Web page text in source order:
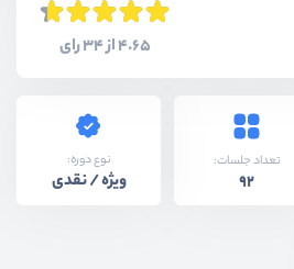
4.65 از 34 رای
تعداد جلسات:
92
نوع دوره:
ویژه / نقدی